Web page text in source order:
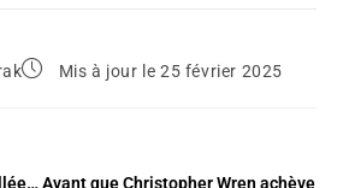
Mis à jour le 25 février 2025
Avant que Christopher Wren achève